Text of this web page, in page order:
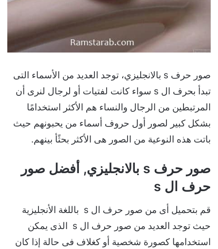
صور حرف s بالانجليزي، توجد العديد من الأسماء التى
تبدأ بحرف ال s سواء كانت لفتيات أو لرجال لنرى أن
المرتبطين من الرجال والنساء هم الأكثر استخدامًا
بشكل كبير لصور أول حروف أسماء من يحبونهم حيث
باتت هذه النوعية من الصور هى الأكثر بحثًأ بينهم.
صور حرف s بالانجليزي, أفضل صور
حرف ال s
قم بتحميل أى من صور حرف ال s باللغة الأنجليزية
حيث توجد العديد من صور حرف ال s الذى يمكن
استخدامها كصورة شخصية أو كغلاف فى حالة إذا كان